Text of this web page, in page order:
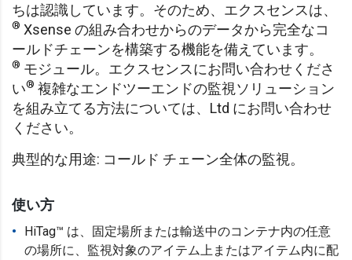
ちは認識しています。そのため、エクスセンスは、
® Xsense の組み合わせからのデータから完全なコ
ールドチェーンを構築する機能を備えています。
® モジュール。エクスセンスにお問い合わせくださ
い® 複雑なエンドツーエンドの監視ソリューション
を組み立てる方法については、Ltd にお問い合わせ
ください。
典型的な用途: コールド チェーン全体の監視。
使い方
HiTag™ は、固定場所または輸送中のコンテナ内の任意
の場所に、監視対象のアイテム上またはアイテム内に配